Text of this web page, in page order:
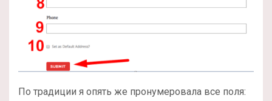
По традиции я опять же пронумеровала все поля: